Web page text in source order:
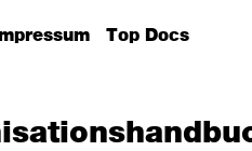
Top Docs